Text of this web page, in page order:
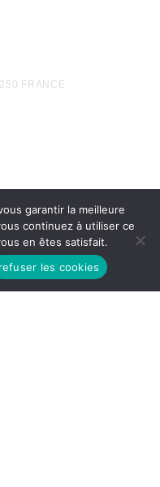
FRANCE
garantir la meilleure
continuez à utiliser ce
en êtes satisfait.
refuser les cookies